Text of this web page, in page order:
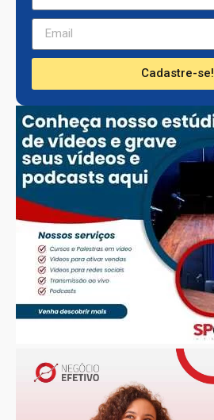
Cadastre-se!